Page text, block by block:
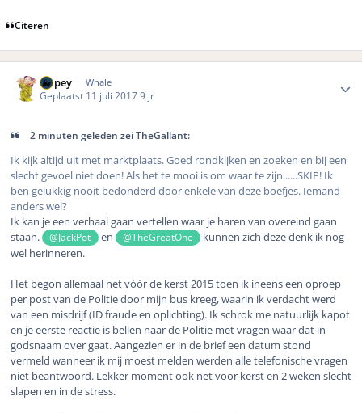
Citeren
Dopey Whale
Geplaatst 11 juli 20179 jr
2 minuten geleden zei TheGallant:
Ik kijk altijd uit met marktplaats. Goed rondkijken en zoeken en bij een
slecht gevoel niet doen! Als het te mooi is om waar te zijn......SKIP! Ik
ben gelukkig nooit bedonderd door enkele van deze boefjes. Iemand
anders wel?
Ik kan je een verhaal gaan vertellen waar je haren van overeind gaan
staan.
@JackPot en @TheGreatOne
kunnen zich deze denk ik nog
wel herinneren.
Het begon allemaal net vóór de kerst 2015 toen ik ineens een oproep
per post van de Politie door mijn bus kreeg, waarin ik verdacht werd
van een misdrijf (ID fraude en oplichting). Ik schrok me natuurlijk kapot
en je eerste reactie is bellen naar de Politie met vragen waar dat in
godsnaam over gaat. Aangezien er in de brief een datum stond
vermeld wanneer ik mij moest melden werden alle telefonische vragen
niet beantwoord. Lekker moment ook net voor kerst en 2 weken slecht
slapen en in de stress.